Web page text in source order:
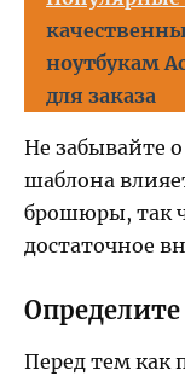
ноутбукам
для заказа
Не забывайте
шаблона
брошюры, так
достаточное
Перед тем как